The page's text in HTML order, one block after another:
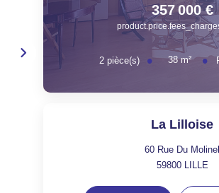
357 000 €
2 pièce(s) 38m²
La Lilloise
60 Rue Du Molinel
59800 LILLE